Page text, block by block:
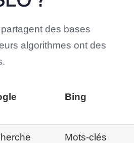
des bases
algorithmes ont des
Bing
Mots-clés